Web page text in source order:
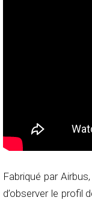
Fabriqué par
d’observer le profil